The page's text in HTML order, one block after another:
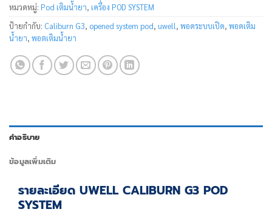
หมวดหมู่: Pod เติมน้ำยา, เครื่อง POD SYSTEM
ป้ายกำกับ: Caliburn G3, opened system pod, uwell, พอดระบบเปิด, พอดเติม
น้ำยา, พอตเติมน้ำยา
คำอธิบาย
ข้อมูลเพิ่มเติม
รายละเอียด UWELL CALIBURN G3 POD
SYSTEM